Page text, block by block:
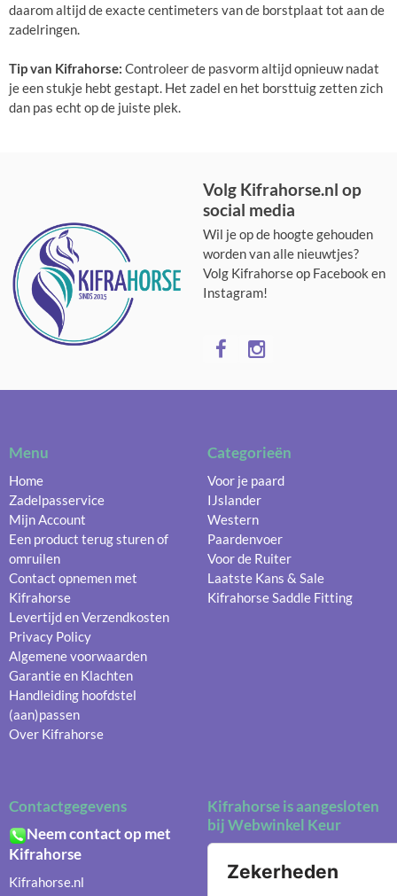
daarom altijd de exacte centimeters van de borstplaat tot aan de
zadelringen.
Tip van Kifrahorse: Controleer de pasvorm altijd opnieuw nadat
je een stukje hebt gestapt. Het zadel en het borsttuig zetten zich
dan pas echt op de juiste plek.
Volg Kifrahorse.nl op
social media
Wil je op de hoogte gehouden
worden van alle nieuwtjes?
Volg Kifrahorse op Facebook en
Instagram!
Categorieën
Voor je paard
IJslander
Western
Paardenvoer
Voor de Ruiter
Laatste Kans & Sale
Kifrahorse Saddle Fitting
Menu
Home
Zadelpasservice
Mijn Account
Een product terug sturen of
omruilen
Contact opnemen met
Kifrahorse
Levertijd en Verzendkosten
Privacy Policy
Algemene voorwaarden
Garantie en Klachten
Handleiding hoofdstel
(aan)passen
Over Kifrahorse
Contactgegevens
Neem contact op met
Kifrahorse
Kifrahorse.nl
Kifrahorse is aangesloten
bij Webwinkel Keur